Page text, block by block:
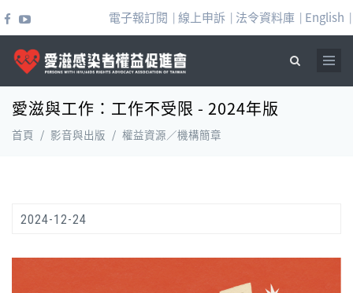
電子報訂閱 | 線上申訴 | 法令資料庫 | English |
搜尋表單
愛滋與工作：工作不受限 - 2024年版
首頁 / 影音與出版 / 權益資源／機構簡章
2024-12-24